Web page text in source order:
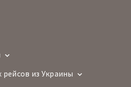
рейсов из Украины